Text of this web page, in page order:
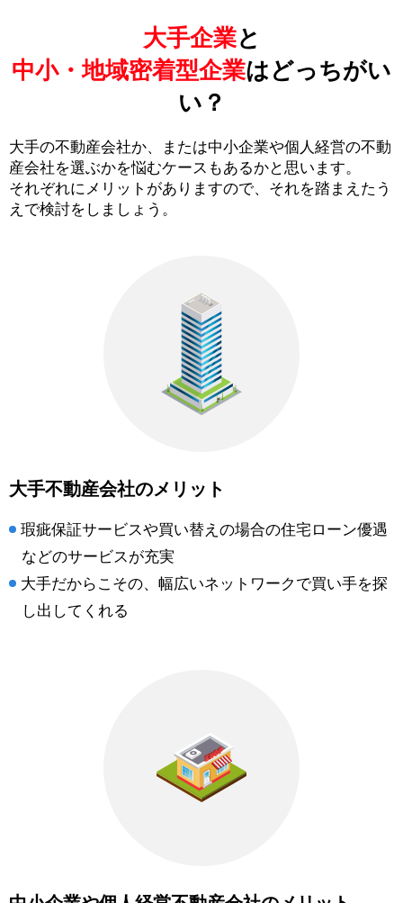
大手企業と
中小・地域密着型企業はどっちがい
い？
大手の不動産会社か、または中小企業や個人経営の不動
産会社を選ぶかを悩むケースもあるかと思います。
それぞれにメリットがありますので、それを踏まえたう
えで検討をしましょう。
大手不動産会社のメリット
瑕疵保証サービスや買い替えの場合の住宅ローン優遇
などのサービスが充実
大手だからこその、幅広いネットワークで買い手を探
し出してくれる